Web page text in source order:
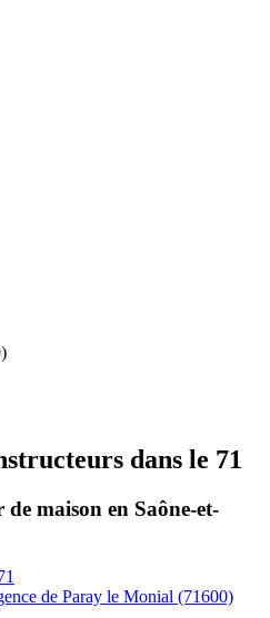
dans le 71
maison en Saône-et-